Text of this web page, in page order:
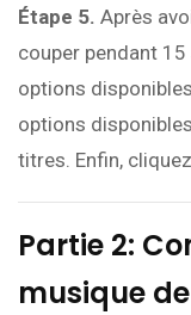
Étape 5. Après
couper pendant
options
options
titres. Enfin,
Partie 2:
musique